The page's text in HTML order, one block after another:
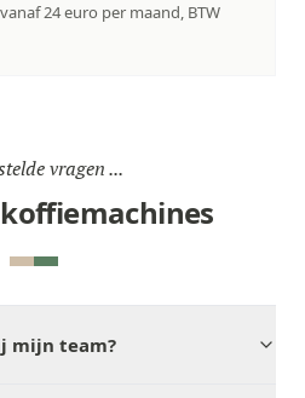
24 euro per maand, BTW
vragen ...
mijn team?